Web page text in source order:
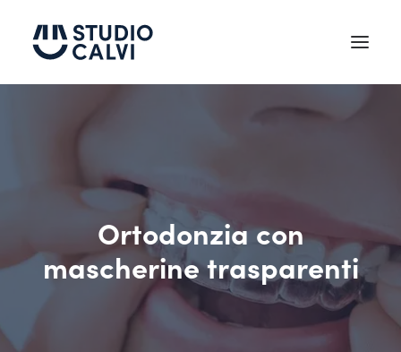
Chi siamo
Tecnologie
News
Contatti
Ortodonzia con
mascherine trasparenti